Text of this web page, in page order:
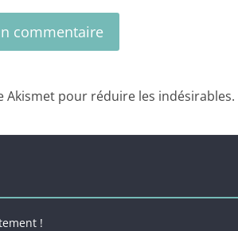
Akismet pour réduire les indésirables.
!